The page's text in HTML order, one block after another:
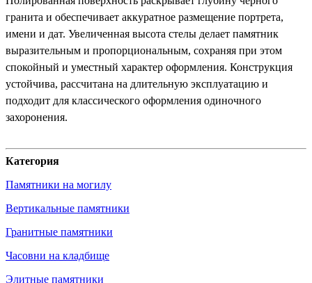
гранита и обеспечивает аккуратное размещение портрета,
имени и дат. Увеличенная высота стелы делает памятник
выразительным и пропорциональным, сохраняя при этом
спокойный и уместный характер оформления. Конструкция
устойчива, рассчитана на длительную эксплуатацию и
подходит для классического оформления одиночного
захоронения.
Категория
Памятники на могилу
Вертикальные памятники
Гранитные памятники
Часовни на кладбище
Элитные памятники